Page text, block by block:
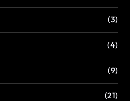
(3)
(4)
(9)
(21)